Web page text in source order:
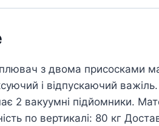
з двома присосками
і відпускаючий
2 вакуумні підйомники.
по вертикалі: 80 кг